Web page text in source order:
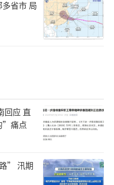
省市 局
回应 直
”痛点
” 汛期